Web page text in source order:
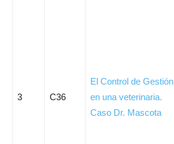
3 C36
El Control de Gestión
en una veterinaria.
Caso Dr. Mascota